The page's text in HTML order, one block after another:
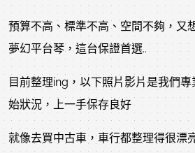
預算不高、標準不高、空間不夠，又
夢幻平台琴，這台保證首選..
目前整理ing，以下照片影片是我們
始狀況，上一手保存良好
就像去買中古車，車行都整理得很漂